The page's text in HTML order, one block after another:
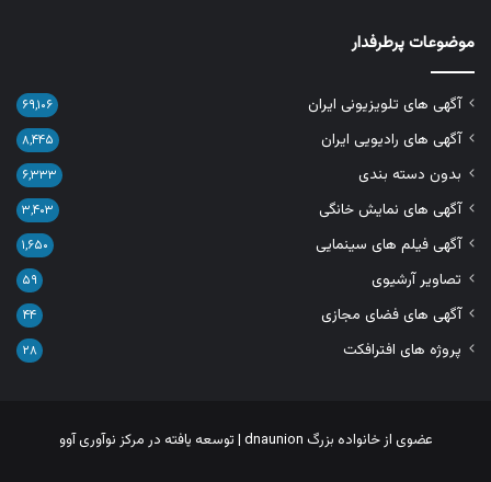
موضوعات پرطرفدار
آگهی های تلویزیونی ایران ۶۹,۱۰۶
آگهی های رادیویی ایران ۸,۴۴۵
بدون دسته بندی ۶,۳۳۳
آگهی های نمایش خانگی ۳,۴۰۳
آگهی فیلم های سینمایی ۱,۶۵۰
تصاویر آرشیوی ۵۹
آگهی های فضای مجازی ۴۴
پروژه های افترافکت ۲۸
عضوی از خانواده بزرگ dnaunion | توسعه یافته در مرکز نوآوری آوو